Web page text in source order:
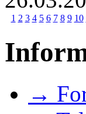
1 2 3 4 5 6 7 8 9 10
→